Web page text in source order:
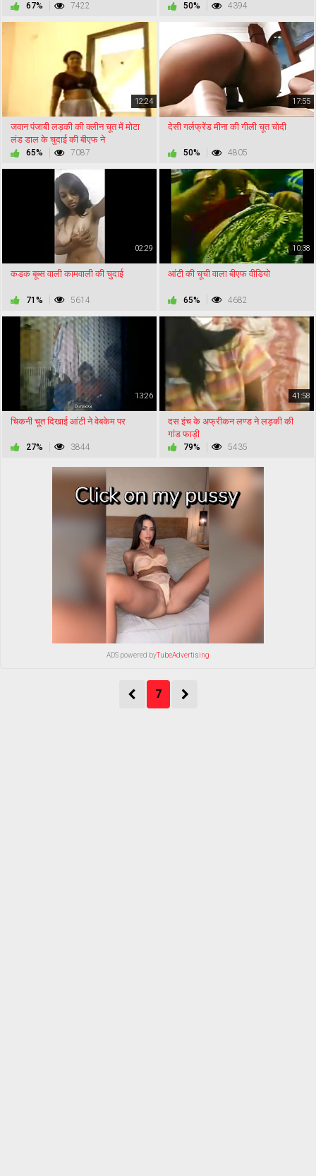
67% 7422 50% 4394
12:24
जवान पंजाबी लड़की की क्लीन चूत में मोटा
लंड डाल के चुदाई की बीएफ ने
65% 7087
17:55
देसी गर्लफ्रेंड मीना की गीली चूत चोदी
50% 4805
02:29
कडक बूब्स वाली कामवाली की चुदाई
71% 5614
10:38
आंटी की चूची वाला बीएफ वीडियो
65% 4682
13:26
चिकनी चूत दिखाई आंटी ने वेबकेम पर
27% 3844
41:58
दस इंच के अफ्रीकन लण्ड ने लड़की की
गांड फाड़ी
79% 5435
ADS powered byTubeAdvertising
7